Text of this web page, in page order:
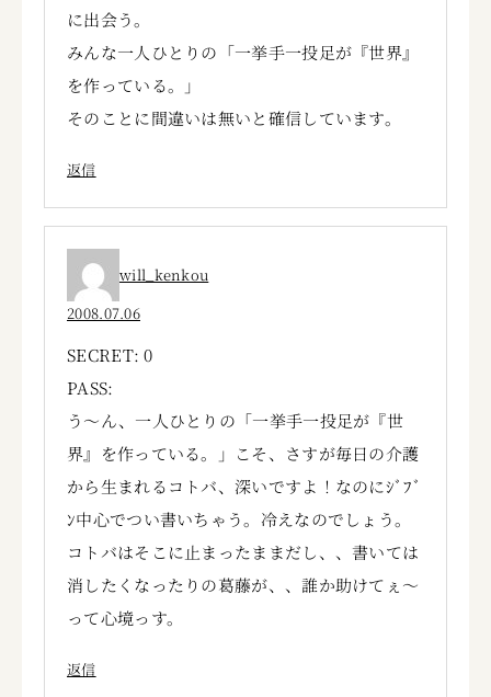
に出会う。
みんな一人ひとりの「一挙手一投足が『世界』
を作っている。」
そのことに間違いは無いと確信しています。
返信
will_kenkou
2008.07.06
SECRET: 0
PASS:
う～ん、一人ひとりの「一挙手一投足が『世
界』を作っている。」こそ、さすが毎日の介護
から生まれるコトバ、深いですよ！なのにｼﾞﾌﾞ
ﾝ中心でつい書いちゃう。冷えなのでしょう。
コトバはそこに止まったままだし、、書いては
消したくなったりの葛藤が、、誰か助けてぇ～
って心境っす。
返信